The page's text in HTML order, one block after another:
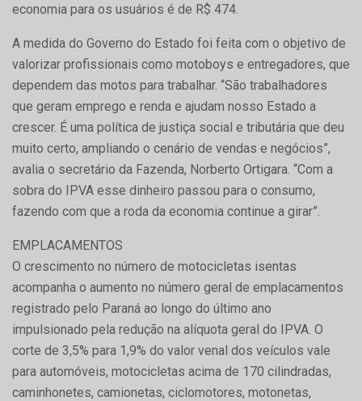
economia para os usuários é de R$ 474.
A medida do Governo do Estado foi feita com o objetivo de
valorizar profissionais como motoboys e entregadores, que
dependem das motos para trabalhar. “São trabalhadores
que geram emprego e renda e ajudam nosso Estado a
crescer. É uma política de justiça social e tributária que deu
muito certo, ampliando o cenário de vendas e negócios”,
avalia o secretário da Fazenda, Norberto Ortigara. “Com a
sobra do IPVA esse dinheiro passou para o consumo,
fazendo com que a roda da economia continue a girar”.
EMPLACAMENTOS
O crescimento no número de motocicletas isentas
acompanha o aumento no número geral de emplacamentos
registrado pelo Paraná ao longo do último ano
impulsionado pela redução na alíquota geral do IPVA. O
corte de 3,5% para 1,9% do valor venal dos veículos vale
para automóveis, motocicletas acima de 170 cilindradas,
caminhonetes, camionetas, ciclomotores, motonetas,